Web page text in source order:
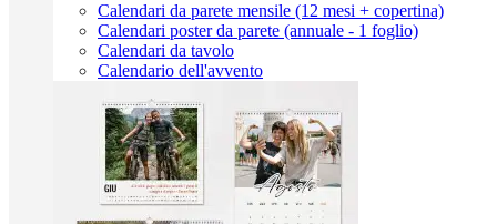
Calendari da parete mensile (12 mesi + copertina)
Calendari poster da parete (annuale - 1 foglio)
Calendari da tavolo
Calendario dell'avvento